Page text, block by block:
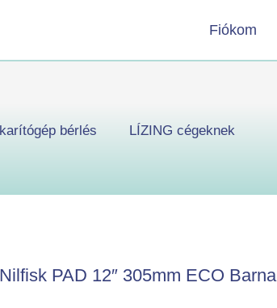
Fiókom
bérlés LÍZING cégeknek
PAD 12″ 305mm ECO Barna